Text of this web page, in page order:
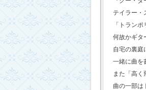
テイラー・
「トラン
何故かギタ
自宅の裏庭
一緒に曲を
また「高く
曲の一部は